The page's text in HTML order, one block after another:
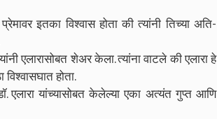
इतका विश्वास होता की त्यांनी तिच्या अति-
एलारासोबत शेअर केला. त्यांना वाटले की एलारा हे
होता.
एलारा यांच्यासोबत केलेल्या एका अत्यंत गुप्त आणि